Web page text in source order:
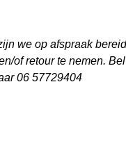
we op afspraak
of retour te nemen.
06 57729404